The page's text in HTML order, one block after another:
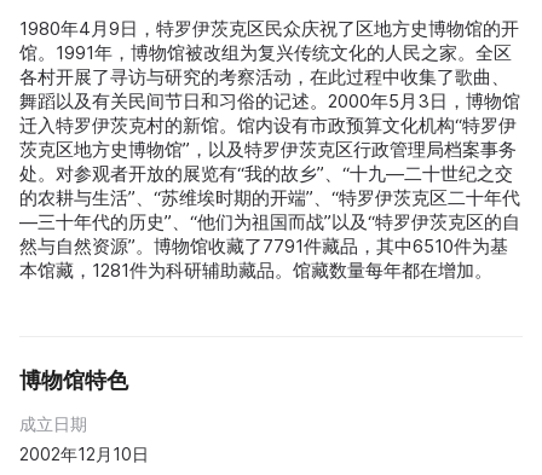
1980年4月9日，特罗伊茨克区民众庆祝了区地方史博物馆的开
馆。1991年，博物馆被改组为复兴传统文化的人民之家。全区
各村开展了寻访与研究的考察活动，在此过程中收集了歌曲、
舞蹈以及有关民间节日和习俗的记述。2000年5月3日，博物馆
迁入特罗伊茨克村的新馆。馆内设有市政预算文化机构“特罗伊
茨克区地方史博物馆”，以及特罗伊茨克区行政管理局档案事务
处。对参观者开放的展览有“我的故乡”、“十九—二十世纪之交
的农耕与生活”、“苏维埃时期的开端”、“特罗伊茨克区二十年代
—三十年代的历史”、“他们为祖国而战”以及“特罗伊茨克区的自
然与自然资源”。博物馆收藏了7791件藏品，其中6510件为基
本馆藏，1281件为科研辅助藏品。馆藏数量每年都在增加。
博物馆特色
成立日期
2002年12月10日